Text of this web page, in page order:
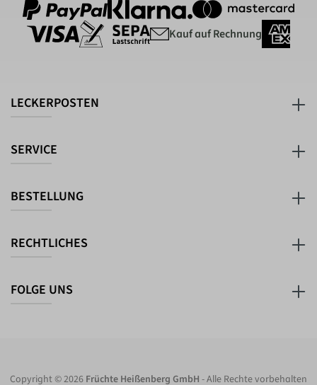
Kauf auf Rechnung
LECKERPOSTEN
SERVICE
BESTELLUNG
RECHTLICHES
FOLGE UNS
Copyright © 2026 Früchte Heißenberg GmbH - Alle Rechte vorbehalten